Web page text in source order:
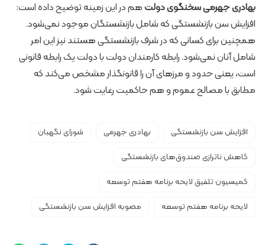
بهادری جهرمی سخنگوی دولتهم در این زمینه توضیح داده است:
افزایش سن بازنشستگی که شامل بازنشستگان موجود نمی‌شود.
همچنین برای کسانی که در شرف بازنشستگی هستند نیز این امر
شامل آنان نمی‌شود. رابطه کارمندان دولت با دولت یک رابطه قانونی
است، یعنی حدود و مرزهای آن را قانونگذار مشخص می‌کند که
مطابق با مصالح عموم و هم حاکمیت رعایت شود.
افزایش سن بازنشستگی بهادری جهرمی
شورای نگهبان
کاهش ناترازی صندوق‌های بازنشستگی
کمیسیون تلفیق لایحه برنامه هفتم توسعه
لایحه برنامه هفتم توسعه
مصوبه افزایش سن بازنشستگی